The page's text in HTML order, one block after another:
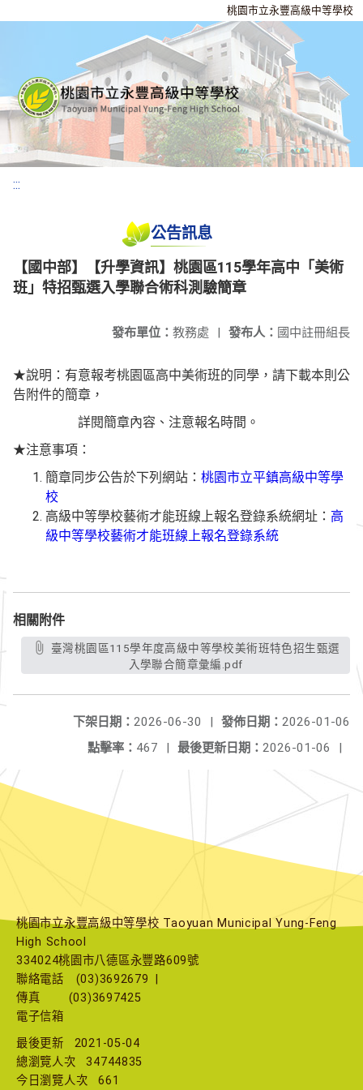
桃園市立永豐高級中等學校
:::
公告訊息
【國中部】【升學資訊】桃園區115學年高中「美術
班」特招甄選入學聯合術科測驗簡章
發布人： 國中註冊組長
發布單位： 教務處 |
★說明：有意報考桃園區高中美術班的同學，請下載本則公
告附件的簡章，
詳閱簡章內容、注意報名時間。
★注意事項：
簡章同步公告於下列網站： 桃園市立平鎮高級中等學
校
高級中等學校藝術才能班線上報名登錄系統網址： 高
級中等學校藝術才能班線上報名登錄系統
相關附件
入學聯合簡章彙編.pdf
發佈日期： 2026-01-06
下架日期： 2026-06-30
|
最後更新日期： 2026-01-06 |
點擊率： 467 |
桃園市立永豐高級中等學校 Taoyuan Municipal Yung-Feng
High School
334024桃園市八德區永豐路609號
聯絡電話
(03)3692679
傳真
(03)3697425
電子信箱
最後更新
2021-05-04
總瀏覽人次
34744835
今日瀏覽人次
661